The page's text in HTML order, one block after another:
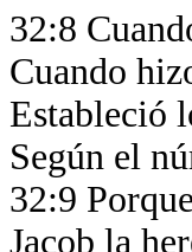
32:8
Cuando
Estableció
Según el
32:9
Jacob la